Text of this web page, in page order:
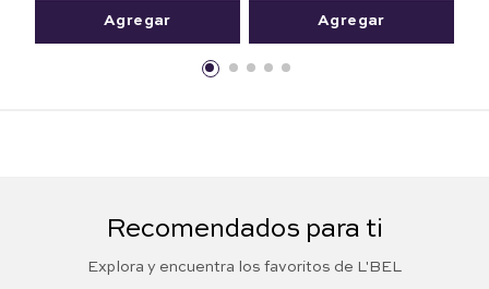
Agregar Agregar
Recomendados para ti
Explora y encuentra los favoritos de L'BEL